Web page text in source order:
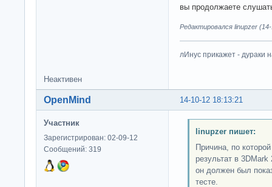
вы продолжаете
Редактировался linupzer
лИнус прикажет - дураки
Неактивен
14-10-12 18:13:21
OpenMind
Участник
Зарегистрирован: 02-09-12
Сообщений: 319
linupzer пишет:
Причина, по
результат в
он должен был
тесте.